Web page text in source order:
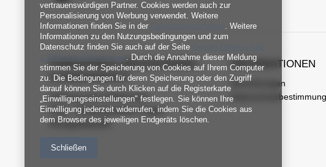
FABRIKPREIS-GROSSHANDEL-K
UNDENDIENST
Zahlung und Lieferkosten
FAQ - Häufig gestellte Fragen
Rückgabepolitik
INFORMATIONEN
Verordnungen
vertrauenswürdigen Partner. Cookies werden auch zur
Personalisierung von Werbung verwendet. Weitere
Informationen finden Sie in der
. Weitere
Informationen zu den Nutzungsbedingungen und zum
Datenschutz finden Sie auch auf der Seite
& Nutzungsbedingungen . Durch die Annahme dieser Meldung
stimmen Sie der Speicherung von Cookies auf Ihrem Computer
zu. Die Bedingungen für deren Speicherung oder den Zugriff
darauf können Sie durch Klicken auf die Registerkarte
„Einwilligungseinstellungen" festlegen. Sie können Ihre
Einwilligung jederzeit widerrufen, indem Sie die Cookies aus
dem Browser des jeweiligen Endgeräts löschen.
Schließen